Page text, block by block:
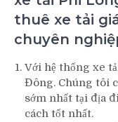
thuê xe tải
chuyên
Với hệ thống xe
Đông. Chúng tôi
sớm nhất tại địa
cách tốt nhất.